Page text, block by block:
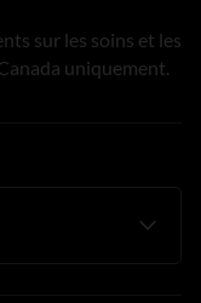
sur les soins et les
uniquement.